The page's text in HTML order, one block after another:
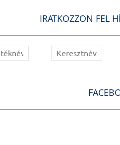
IRATKOZZON FEL